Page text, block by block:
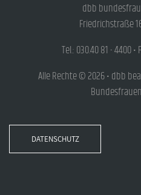
dbb
Friedrichstraße
Tel.: 030.40 81 - 4400 •
Alle Rechte © 2026 • dbb
DATENSCHUTZ